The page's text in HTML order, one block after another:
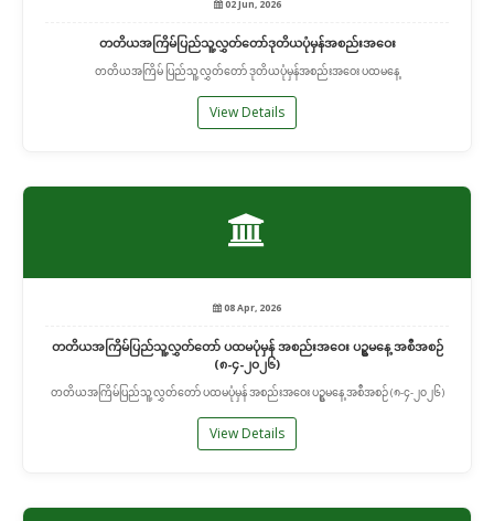
02 Jun, 2026
တတိယအကြိမ်ပြည်သူ့လွှတ်တော်ဒုတိယပုံမှန်အစည်းအဝေး
တတိယအကြိမ် ပြည်သူ့လွှတ်တော် ဒုတိယပုံမှန်အစည်းအဝေး ပထမနေ့
View Details
08 Apr, 2026
တတိယအကြိမ်ပြည်သူ့လွှတ်တော် ပထမပုံမှန် အစည်းအဝေး ပဥ္စမနေ့ အစီအစဉ်
(၈-၄-၂၀၂၆)
တတိယအကြိမ်ပြည်သူ့လွှတ်တော် ပထမပုံမှန် အစည်းအဝေး ပဥ္စမနေ့ အစီအစဉ် (၈-၄-၂၀၂၆)
View Details